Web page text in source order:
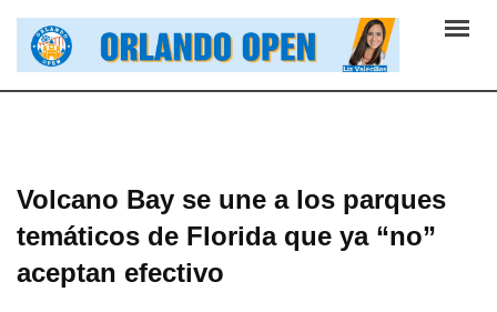
content
Volcano Bay se une a los parques
temáticos de Florida que ya “no”
aceptan efectivo